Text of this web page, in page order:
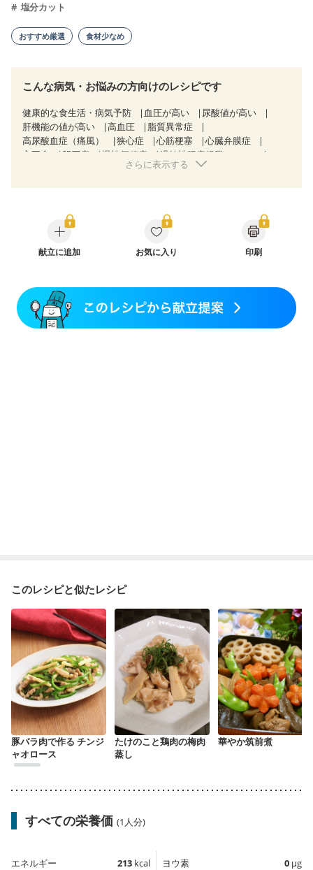
塩分カット
おすすめ厳選 食材少なめ
こんな病気・お悩みの方向けのレシピです
健康的な食生活・病気予防 血圧が高い
尿酸値が高い
肝機能の値が高い
高血圧
脂質異常症
高尿酸血症（痛風）
狭心症 心筋梗塞
心臓弁膜症
心不全
胆石症 慢性便秘症
過敏性腸症候群（IBS）
CKD（ステージ３a）
産後（ミルク）
骨粗しょう症
関節リウマチ
低栄養予防
ニキビ・肌荒れ 更年期
さらに表示する
献立に追加 お気に入り 印刷
このレシピと似たレシピ
豚バラ肉で作る チンジ
ャオロース
たけのこと鶏肉の梅肉
蒸し
華やか筑前煮
すべての栄養価 (1人分)
エネルギー 213 kcal
ヨウ素 0 µg